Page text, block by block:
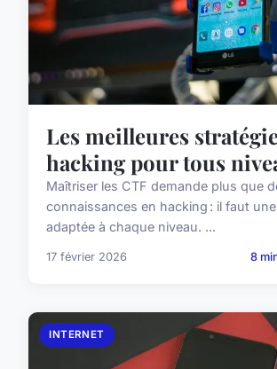
Les meilleures
hacking pour tous
Maîtriser les CTF demande plus que
connaissances en hacking : il faut
adaptée à chaque niveau. ...
17 février 2026 8
INTERNET